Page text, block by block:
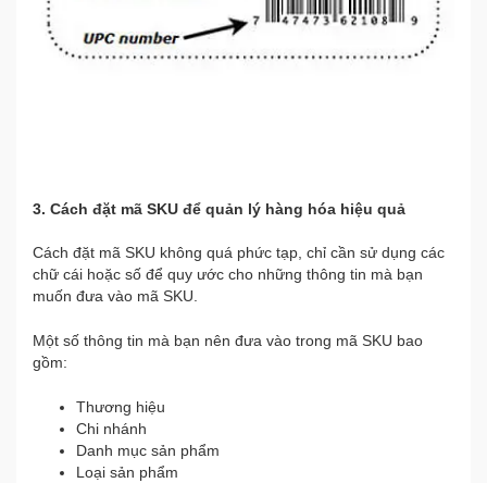
3. Cách đặt mã SKU để quản lý hàng hóa hiệu quả
Cách đặt mã SKU không quá phức tạp, chỉ cần sử dụng các
chữ cái hoặc số để quy ước cho những thông tin mà bạn
muốn đưa vào mã SKU.
Một số thông tin mà bạn nên đưa vào trong mã SKU bao
gồm:
Thương hiệu
Chi nhánh
Danh mục sản phẩm
Loại sản phẩm